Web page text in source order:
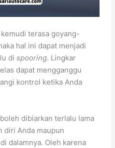
terasa goyang-
hal ini dapat menjadi
dispooring. Lingkar
dapat mengganggu
kontrol ketika Anda
dibiarkan terlalu lama
diri Anda maupun
dalamnya. Oleh karena